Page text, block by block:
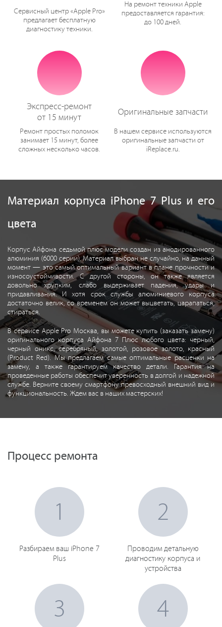
Сервисный центр «Apple Pro»
предлагает бесплатную
диагностику техники.
На ремонт техники Apple
предоставляется гарантия:
до 100 дней.
Экспресс-ремонт
от 15 минут
Ремонт простых поломок
занимает 15 минут, более
сложных несколько часов.
Оригинальные запчасти
В нашем сервисе используются
оригинальные запчасти от
iReplace.ru.
Материал корпуса iPhone 7 Plus и его
цвета
Корпус Айфона седьмой плюс модели создан из анодированного
алюминия (6000 серии). Материал выбран не случайно, на данный
момент — это самый оптимальный вариант в плане прочности и
износоустойчивости. С другой стороны, он также является
довольно хрупким, слабо выдерживает падения, удары и
придавливания. И хотя срок службы алюминиевого корпуса
достаточно велик, со временем он может выцветать, царапаться,
стираться.
В сервисе Apple Pro Москва, вы можете купить (заказать замену)
оригинального корпуса Айфона 7 Плюс любого цвета: черный,
черный оникс, серебряный, золотой, розовое золото, красный
(Product Red). Мы предлагаем самые оптимальные расценки на
замену, а также гарантируем качество детали. Гарантия на
проведенные работы обеспечит уверенность в долгой и надежной
службе. Верните своему смартфону превосходный внешний вид и
функциональность. Ждем вас в наших мастерских!
Процесс ремонта
1
Разбираем ваш iPhone 7
Plus
2
Проводим детальную
диагностику корпуса и
устройства
3 4